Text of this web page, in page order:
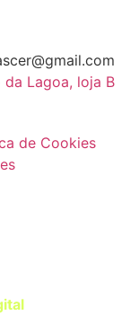
Lagoa, loja B
de Cookies